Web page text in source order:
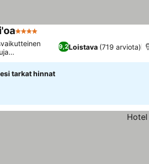
4 Tähtiluokitus
9,2Loistava (719 arviota)
tarkat hinnat